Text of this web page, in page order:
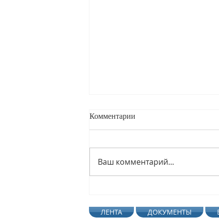
итоги работы
Комментарии
Ваш комментарий...
ЛЕНТА ДОКУМЕНТЫ